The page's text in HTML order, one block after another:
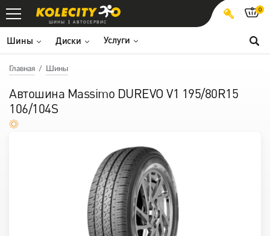
ШИНЫ АВТОСЕРВИС
Шины Диски Услуги
0
Главная Шины
Автошина Massimo DUREVO V1 195/80R15
106/104S